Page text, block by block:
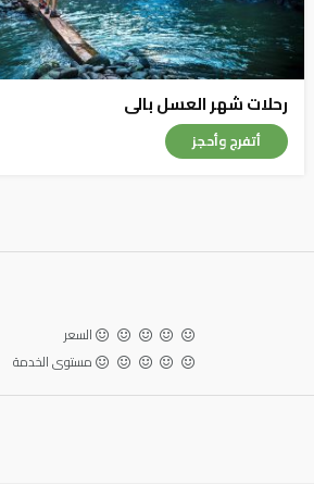
رحلات شهر العسل بالى
أتفرج وأحجز
السعر
مستوى الخدمة